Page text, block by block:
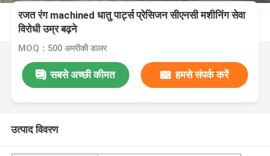
रजत रंग machined धातु पार्ट्स प्रेसिजन सीएनसी मशीनिंग सेवा
विरोधी उम्र बढ़ने
MOQ：500 अमरीकी डालर
सबसे अच्छी कीमत हमसे संपर्क करें
उत्पाद विवरण